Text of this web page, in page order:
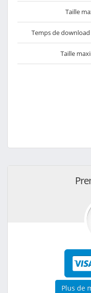
Taille
Temps de
Taille
Plus de